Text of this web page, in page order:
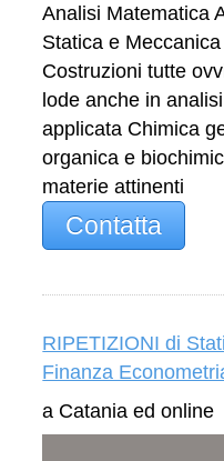
Analisi Matematica
Statica e
Costruzioni tutte
lode anche in
applicata Chimica
organica e
materie attinenti
Contatta
RIPETIZIONI di
Finanza
a Catania ed online